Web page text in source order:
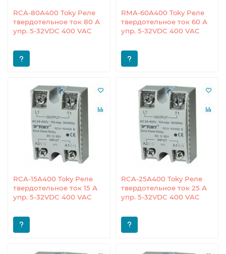
RCA-80A400 Toky Реле
твердотельное ток 80 А
упр. 5-32VDC 400 VAC
RMA-60A400 Toky Реле
твердотельное ток 60 А
упр. 5-32VDC 400 VAC
RCA-15A400 Toky Реле
твердотельное ток 15 А
упр. 5-32VDC 400 VAC
RCA-25A400 Toky Реле
твердотельное ток 25 А
упр. 5-32VDC 400 VAC